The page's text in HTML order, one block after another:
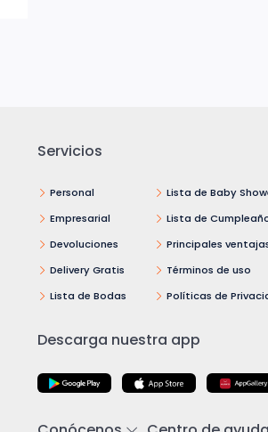
Servicios
Personal
Empresarial
Devoluciones
Delivery Gratis
Lista de Bodas
Lista de Baby
Lista de
Principales
Términos de uso
Políticas de
Descarga nuestra app